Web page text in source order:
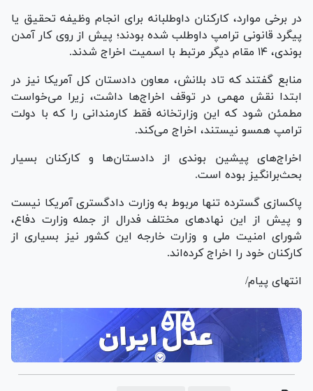
در برخی موارد، کارکنان داوطلبانه برای انجام وظیفه تحقیق یا
پیگرد قانونی ترامپ داوطلب شده بودند؛ پیش از روی کار آمدن
بوندی، ۱۴ مقام دیگر مرتبط با اسمیت اخراج شدند.
منابع گفتند که تاد بلانش، معاون دادستان کل آمریکا نیز در
ابتدا نقش مهمی در توقف اخراج‌ها داشت، زیرا می‌خواست
مطمئن شود که این وزارتخانه فقط کارمندانی را که با دولت
ترامپ همسو نیستند، اخراج می‌کند.
اخراج‌های پیشین بوندی از دادستان‌ها و کارکنان بسیار
بحث‌برانگیز بوده است.
پاکسازی گسترده تنها مربوط به وزارت دادگستری آمریکا نیست
و پیش از این نهادهای مختلف فدرال از جمله وزارت دفاع،
شورای امنیت ملی و وزارت خارجه این کشور نیز بسیاری از
کارکنان خود را اخراج کرده‌اند.
انتهای پیام/